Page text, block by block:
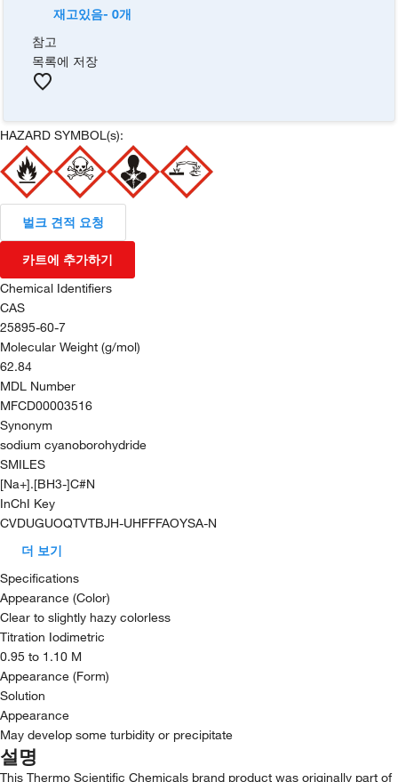
재고있음- 0개
참고
목록에 저장
HAZARD SYMBOL(s):
벌크 견적 요청
카트에 추가하기
Chemical Identifiers
CAS
25895-60-7
Molecular Weight (g/mol)
62.84
MDL Number
MFCD00003516
Synonym
sodium cyanoborohydride
SMILES
[Na+].[BH3-]C#N
InChI Key
CVDUGUOQTVTBJH-UHFFFAOYSA-N
더 보기
Specifications
Appearance (Color)
Clear to slightly hazy colorless
Titration Iodimetric
0.95 to 1.10 M
Appearance (Form)
Solution
Appearance
May develop some turbidity or precipitate
설명
This Thermo Scientific Chemicals brand product was originally part of